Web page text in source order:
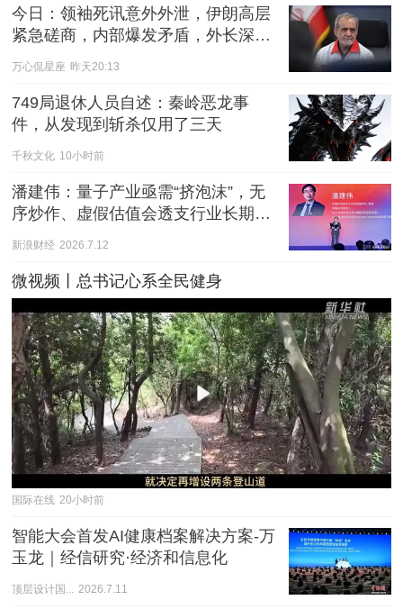
今日：领袖死讯意外外泄，伊朗高层
紧急磋商，内部爆发矛盾，外长深陷
围攻风波
万心侃星座 昨天20:13
749局退休人员自述：秦岭恶龙事
件，从发现到斩杀仅用了三天
千秋文化 10小时前
潘建伟：量子产业亟需“挤泡沫”，无
序炒作、虚假估值会透支行业长期发
展空间
新浪财经 2026.7.12
微视频丨总书记心系全民健身
国际在线 20小时前
智能大会首发AI健康档案解决方案-万
玉龙｜经信研究·经济和信息化
顶层设计国... 2026.7.11